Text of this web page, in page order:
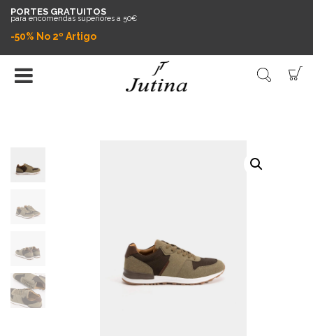
PORTES GRATUITOS
para encomendas superiores a 50€
-50% No 2º Artigo